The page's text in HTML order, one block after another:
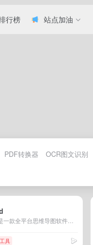
行榜 站点加油
PDF转换器 OCR图文识别
具